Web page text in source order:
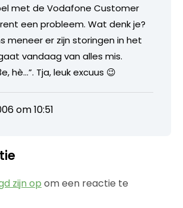
met de Vodafone Customer
een probleem. Wat denk je?
meneer er zijn storingen in het
vandaag van alles mis.
hè…”. Tja, leuk excuus 😉
om 10:51
zijn op om een reactie te